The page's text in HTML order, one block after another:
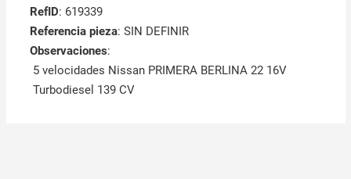
RefID: 619339
Referencia pieza: SIN DEFINIR
Observaciones:
5 velocidades Nissan PRIMERA BERLINA 22 16V
Turbodiesel 139 CV